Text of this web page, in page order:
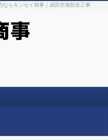
ならキンセイ商事｜成田空港防音工事